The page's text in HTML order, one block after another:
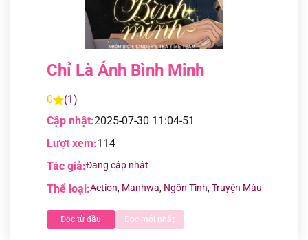
Chỉ Là Ánh Bình Minh
0
(1)
Cập nhật:2025-07-30 11:04-51
Lượt xem:114
Tác giả:Đang cập nhật
Thể loại:Action, Manhwa, Ngôn Tình,Truyện Màu
Đọc từ đầu Đọc mới nhất